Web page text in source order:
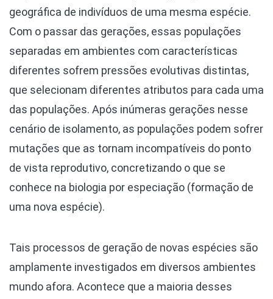
geográfica de indivíduos de uma mesma espécie.
Com o passar das gerações, essas populações
separadas em ambientes com características
diferentes sofrem pressões evolutivas distintas,
que selecionam diferentes atributos para cada uma
das populações. Após inúmeras gerações nesse
cenário de isolamento, as populações podem sofrer
mutações que as tornam incompatíveis do ponto
de vista reprodutivo, concretizando o que se
conhece na biologia por especiação (formação de
uma nova espécie).
Tais processos de geração de novas espécies são
amplamente investigados em diversos ambientes
mundo afora. Acontece que a maioria desses